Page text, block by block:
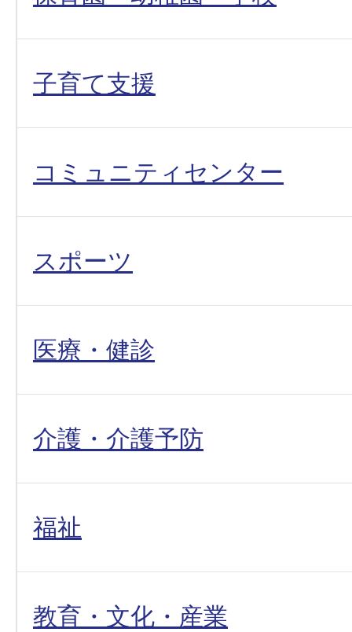
子育て支援
コミュニティセンター
スポーツ
医療・健診
介護・介護予防
福祉
教育・文化・産業